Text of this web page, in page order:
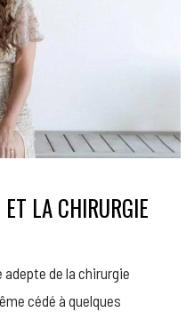
LA CHIRURGIE
adepte de la chirurgie
cédé à quelques